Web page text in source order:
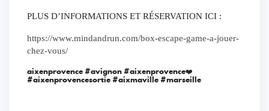
PLUS D’INFORMATIONS ET RÉSERVATION ICI :
https://www.mindandrun.com/box-escape-game-a-jouer-
chez-vous/
aixenprovence #avignon #aixenprovence❤️
#aixenprovencesortie #aixmaville #marseille